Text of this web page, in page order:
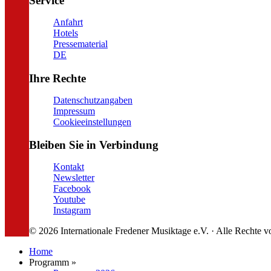
Anfahrt
Hotels
Pressematerial
DE
Ihre Rechte
Datenschutzangaben
Impressum
Cookieeinstellungen
Bleiben Sie in Verbindung
Kontakt
Newsletter
Facebook
Youtube
Instagram
© 2026 Internationale Fredener Musiktage e.V. · Alle Rechte
Home
Programm »